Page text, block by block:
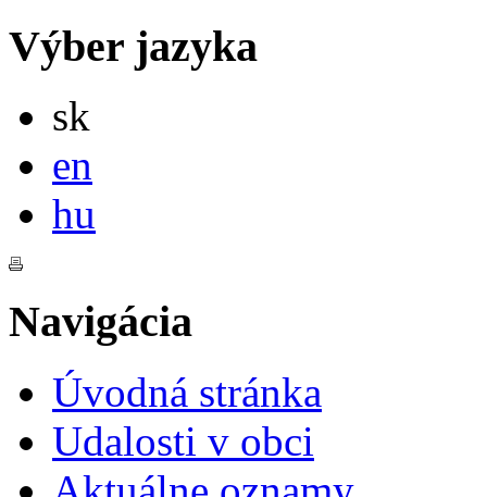
Výber jazyka
sk
en
hu
Navigácia
Úvodná stránka
Udalosti v obci